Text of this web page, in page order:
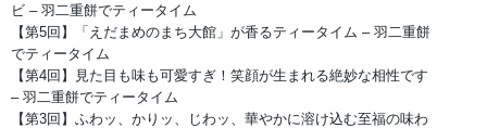
ビ – 羽二重餅でティータイム
【第5回】「えだまめのまち大館」が香るティータイム – 羽二重餅
でティータイム
【第4回】見た目も味も可愛すぎ！笑顔が生まれる絶妙な相性です
– 羽二重餅でティータイム
【第3回】ふわッ、かりッ、じわッ、華やかに溶け込む至福の味わ